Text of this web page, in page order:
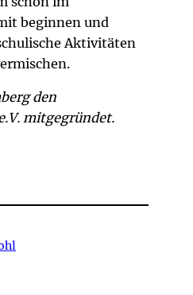
beginnen und
Aktivitäten
den
mitgegründet.